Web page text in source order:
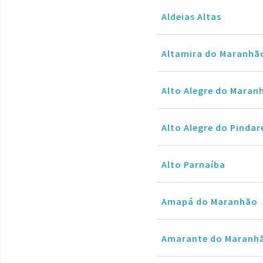
Aldeias Altas
Altamira do
Alto Alegre do
Alto Alegre do
Alto Parnaíba
Amapá do Maranhão
Amarante do